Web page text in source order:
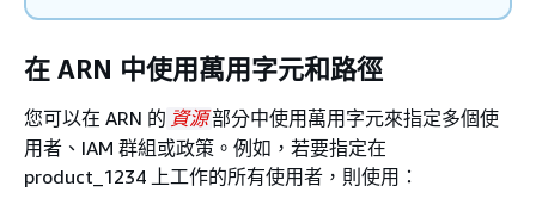
在 ARN 中使用萬用字元和路徑
您可以在 ARN 的 資源部分中使用萬用字元來指定多個使
用者、IAM 群組或政策。例如，若要指定在
product_1234 上工作的所有使用者，則使用：